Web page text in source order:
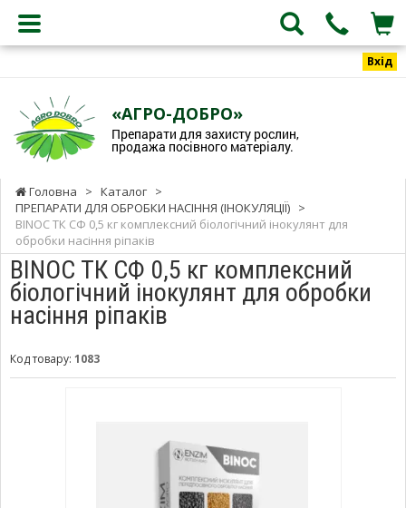
Вхід
«АГРО-ДОБРО»
Препарати для захисту рослин,
продажа посівного матеріалу.
Головна > Каталог >
ПРЕПАРАТИ ДЛЯ ОБРОБКИ НАСІННЯ (ІНОКУЛЯЦІЇ) >
BINOC ТК СФ 0,5 кг комплексний біологічний інокулянт для
обробки насіння ріпаків
BINOC ТК СФ 0,5 кг комплексний
біологічний інокулянт для обробки
насіння ріпаків
Код товару: 1083